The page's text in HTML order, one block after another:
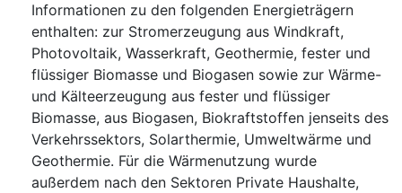
Informationen zu den folgenden Energieträgern
enthalten: zur Stromerzeugung aus Windkraft,
Photovoltaik, Wasserkraft, Geothermie, fester und
flüssiger Biomasse und Biogasen sowie zur Wärme-
und Kälteerzeugung aus fester und flüssiger
Biomasse, aus Biogasen, Biokraftstoffen jenseits des
Verkehrssektors, Solarthermie, Umweltwärme und
Geothermie. Für die Wärmenutzung wurde
außerdem nach den Sektoren Private Haushalte,